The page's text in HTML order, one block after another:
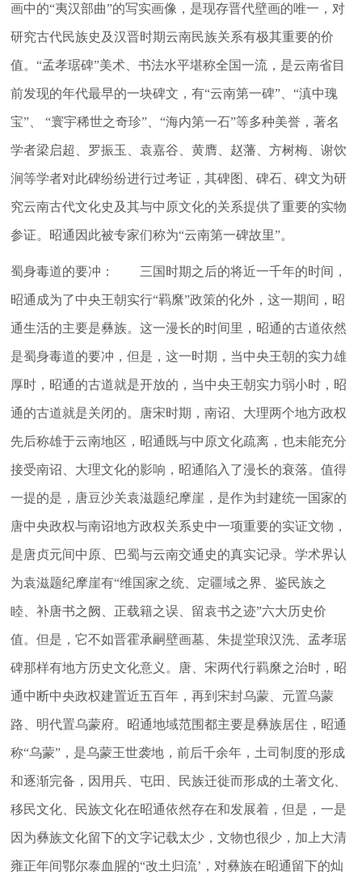
画中的“夷汉部曲”的写实画像，是现存晋代壁画的唯一，对
研究古代民族史及汉晋时期云南民族关系有极其重要的价
值。“孟孝琚碑”美术、书法水平堪称全国一流，是云南省目
前发现的年代最早的一块碑文，有“云南第一碑”、“滇中瑰
宝”、 “寰宇稀世之奇珍”、“海内第一石”等多种美誉，著名
学者梁启超、罗振玉、袁嘉谷、黄膺、赵藩、方树梅、谢饮
涧等学者对此碑纷纷进行过考证，其碑图、碑石、碑文为研
究云南古代文化史及其与中原文化的关系提供了重要的实物
参证。昭通因此被专家们称为“云南第一碑故里”。
蜀身毒道的要冲： 三国时期之后的将近一千年的时间，
昭通成为了中央王朝实行“羁縻”政策的化外，这一期间，昭
通生活的主要是彝族。这一漫长的时间里，昭通的古道依然
是蜀身毒道的要冲，但是，这一时期，当中央王朝的实力雄
厚时，昭通的古道就是开放的，当中央王朝实力弱小时，昭
通的古道就是关闭的。唐宋时期，南诏、大理两个地方政权
先后称雄于云南地区，昭通既与中原文化疏离，也未能充分
接受南诏、大理文化的影响，昭通陷入了漫长的衰落。值得
一提的是，唐豆沙关袁滋题纪摩崖，是作为封建统一国家的
唐中央政权与南诏地方政权关系史中一项重要的实证文物，
是唐贞元间中原、巴蜀与云南交通史的真实记录。学术界认
为袁滋题纪摩崖有“维国家之统、定疆域之界、鉴民族之
睦、补唐书之阙、正载籍之误、留袁书之迹”六大历史价
值。但是，它不如晋霍承嗣壁画墓、朱提堂琅汉洗、孟孝琚
碑那样有地方历史文化意义。唐、宋两代行羁縻之治时，昭
通中断中央政权建置近五百年，再到宋封乌蒙、元置乌蒙
路、明代置乌蒙府。昭通地域范围都主要是彝族居住，昭通
称“乌蒙”，是乌蒙王世袭地，前后千余年，土司制度的形成
和逐渐完备，因用兵、屯田、民族迁徙而形成的土著文化、
移民文化、民族文化在昭通依然存在和发展着，但是，一是
因为彝族文化留下的文字记载太少，文物也很少，加上大清
雍正年间鄂尔泰血腥的“改土归流’，对彝族在昭通留下的灿